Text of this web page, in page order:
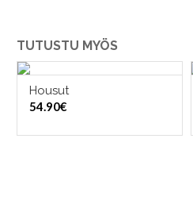
TUTUSTU MYÖS
VALITSE VAIHTOEHDOISTA
Housut
54.90€